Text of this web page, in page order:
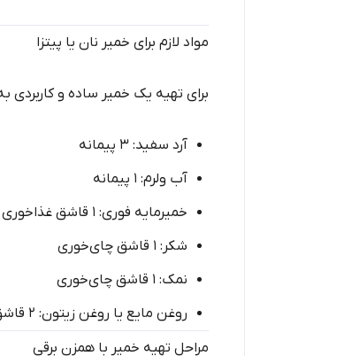
مواد لازم برای خمیر نان یا پیتزا
برای تهیه یک خمیر ساده و کاربردی به
آرد سفید: ۳ پیمانه
آب ولرم: ۱ پیمانه
خمیرمایه فوری: ۱ قاشق غذاخوری
شکر: ۱ قاشق چای‌خوری
نمک: ۱ قاشق چای‌خوری
روغن مایع یا روغن زیتون: ۲ قاشق غذاخوری
مراحل تهیه خمیر با همزن برقی